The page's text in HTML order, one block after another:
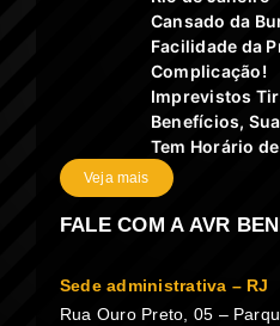
Cansado da
Facilidade da
Complicação!
Imprevistos
Benefícios,
Tem Horário
Veja mais
FALE COM A AVR
Sede administrativa – RJ
Rua Ouro Preto, 05 –